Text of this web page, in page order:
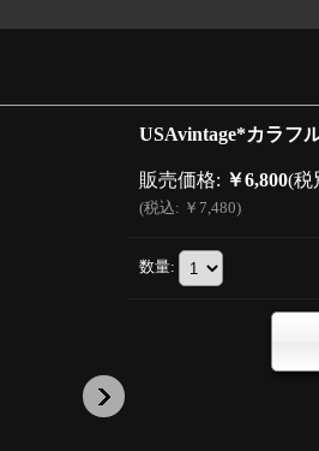
USAvintage*カラフ
販売価格: ￥6,800(税
(税込: ￥7,480)
数量: